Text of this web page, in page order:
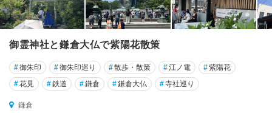
平
塚
・
大
相
原
御霊神社と鎌倉大仏で紫陽花散策
#御朱印 #御朱印巡り #散歩・散策 #江ノ電 #紫陽花
#花見 #鉄道 #鎌倉 #鎌倉大仏 #寺社巡り
鎌倉